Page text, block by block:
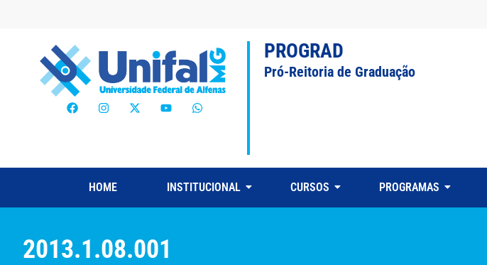
PROGRAD
Pró-Reitoria de Graduação
HOME INSTITUCIONAL CURSOS PROGRAMAS
2013.1.08.001